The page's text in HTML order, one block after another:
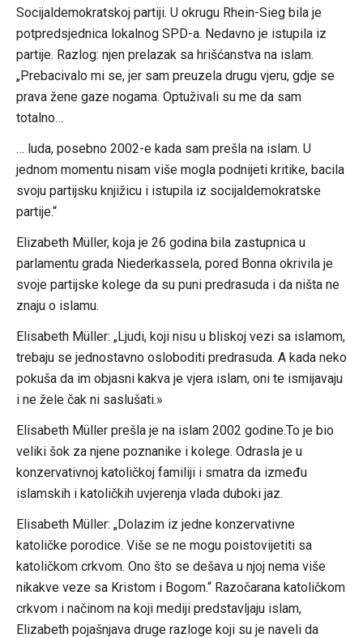
Socijaldemokratskoj partiji. U okrugu Rhein-Sieg bila je
potpredsjednica lokalnog SPD-a. Nedavno je istupila iz
partije. Razlog: njen prelazak sa hrišćanstva na islam.
„Prebacivalo mi se, jer sam preuzela drugu vjeru, gdje se
prava žene gaze nogama. Optuživali su me da sam
totalno…
… luda, posebno 2002-e kada sam prešla na islam. U
jednom momentu nisam više mogla podnijeti kritike, bacila
svoju partijsku knjižicu i istupila iz socijaldemokratske
partije.“
Elizabeth Müller, koja je 26 godina bila zastupnica u
parlamentu grada Niederkassela, pored Bonna okrivila je
svoje partijske kolege da su puni predrasuda i da ništa ne
znaju o islamu.
Elisabeth Müller: „Ljudi, koji nisu u bliskoj vezi sa islamom,
trebaju se jednostavno osloboditi predrasuda. A kada neko
pokuša da im objasni kakva je vjera islam, oni te ismijavaju
i ne žele čak ni saslušati.»
Elisabeth Müller prešla je na islam 2002 godine.To je bio
veliki šok za njene poznanike i kolege. Odrasla je u
konzervativnoj katoličkoj familiji i smatra da između
islamskih i katoličkih uvjerenja vlada duboki jaz.
Elisabeth Müller: „Dolazim iz jedne konzervativne
katoličke porodice. Više se ne mogu poistovijetiti sa
katoličkom crkvom. Ono što se dešava u njoj nema više
nikakve veze sa Kristom i Bogom.“ Razočarana katoličkom
crkvom i načinom na koji mediji predstavljaju islam,
Elizabeth pojašnjava druge razloge koji su je naveli da